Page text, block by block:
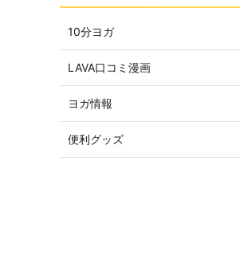
10分ヨガ
LAVA口コミ漫画
ヨガ情報
便利グッズ